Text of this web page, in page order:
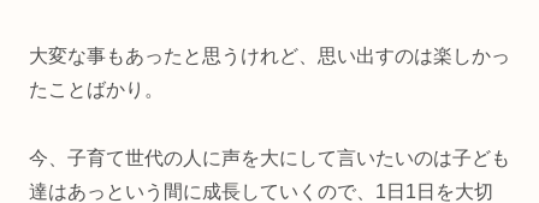
大変な事もあったと思うけれど、思い出すのは楽しかっ
たことばかり。
今、子育て世代の人に声を大にして言いたいのは子ども
達はあっという間に成長していくので、1日1日を大切